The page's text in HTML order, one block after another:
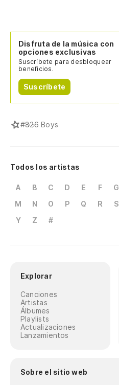
Disfruta de la música con
opciones exclusivas
Suscríbete para desbloquear
beneficios.
Suscríbete
#826 Boys
Todos los artistas
A B C D E F G
M
N O P Q R S
Y
Z #
Explorar
Canciones
Artistas
Álbumes
Playlists
Actualizaciones
Lanzamientos
Sobre el sitio web